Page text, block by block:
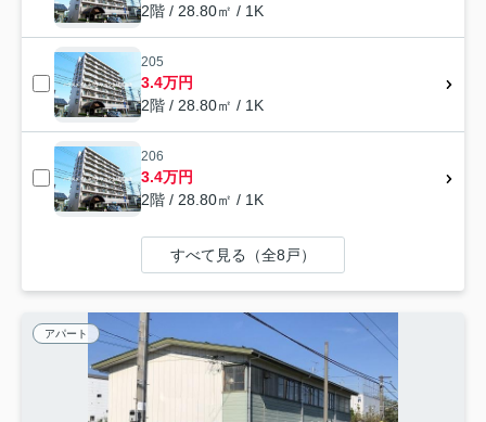
2階 / 28.80㎡ / 1K
205
3.4万円
2階 / 28.80㎡ / 1K
206
3.4万円
2階 / 28.80㎡ / 1K
すべて見る（全8戸）
アパート